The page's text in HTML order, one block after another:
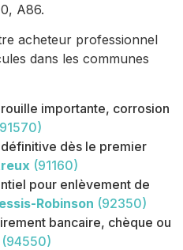
A86.
acheteur professionnel
dans les communes
importante, corrosion
dès le premier
(91160)
pour enlèvement de
Robinson (92350)
bancaire, chèque ou
(94550)